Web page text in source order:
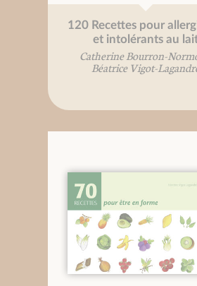
120 Recettes pour
et intolérants au
Catherine Bourron-
Béatrice Vigot-